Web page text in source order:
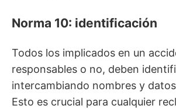
Norma 10: identificación
Todos los implicados en un
responsables o no, deben
intercambiando nombres y
Esto es crucial para cualquier